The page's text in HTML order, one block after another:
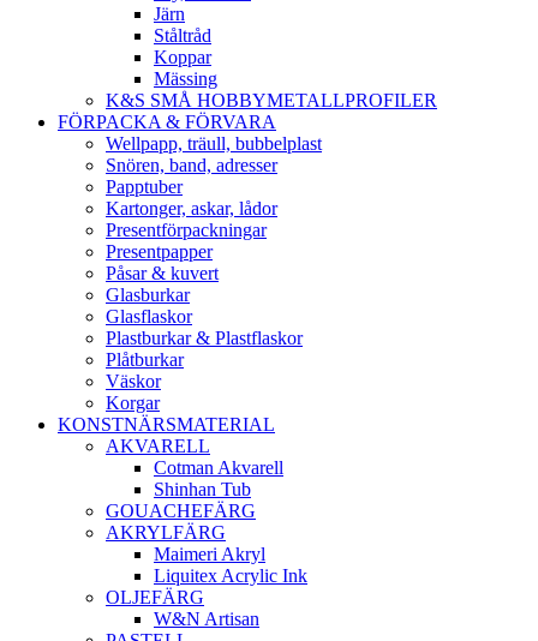
Järn
Ståltråd
Koppar
Mässing
K&S SMÅ HOBBYMETALLPROFILER
FÖRPACKA & FÖRVARA
Wellpapp, träull, bubbelplast
Snören, band, adresser
Papptuber
Kartonger, askar, lådor
Presentförpackningar
Presentpapper
Påsar & kuvert
Glasburkar
Glasflaskor
Plastburkar & Plastflaskor
Plåtburkar
Väskor
Korgar
KONSTNÄRSMATERIAL
AKVARELL
Cotman Akvarell
Shinhan Tub
GOUACHEFÄRG
AKRYLFÄRG
Maimeri Akryl
Liquitex Acrylic Ink
OLJEFÄRG
W&N Artisan